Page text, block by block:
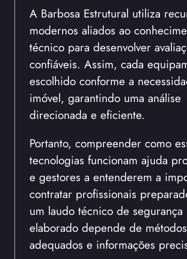
A Barbosa Estrutural utiliza
modernos aliados ao
técnico para desenvolver
confiáveis. Assim, cada
escolhido conforme a
imóvel, garantindo uma análise
direcionada e eficiente.
Portanto, compreender como
tecnologias funcionam ajuda
e gestores a entenderem a
contratar profissionais
um laudo técnico de segurança
elaborado depende de métodos
adequados e informações